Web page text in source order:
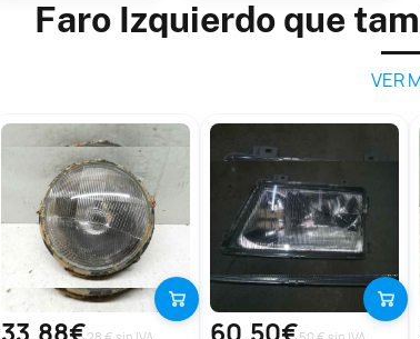
Faro Izquierdo que
VER